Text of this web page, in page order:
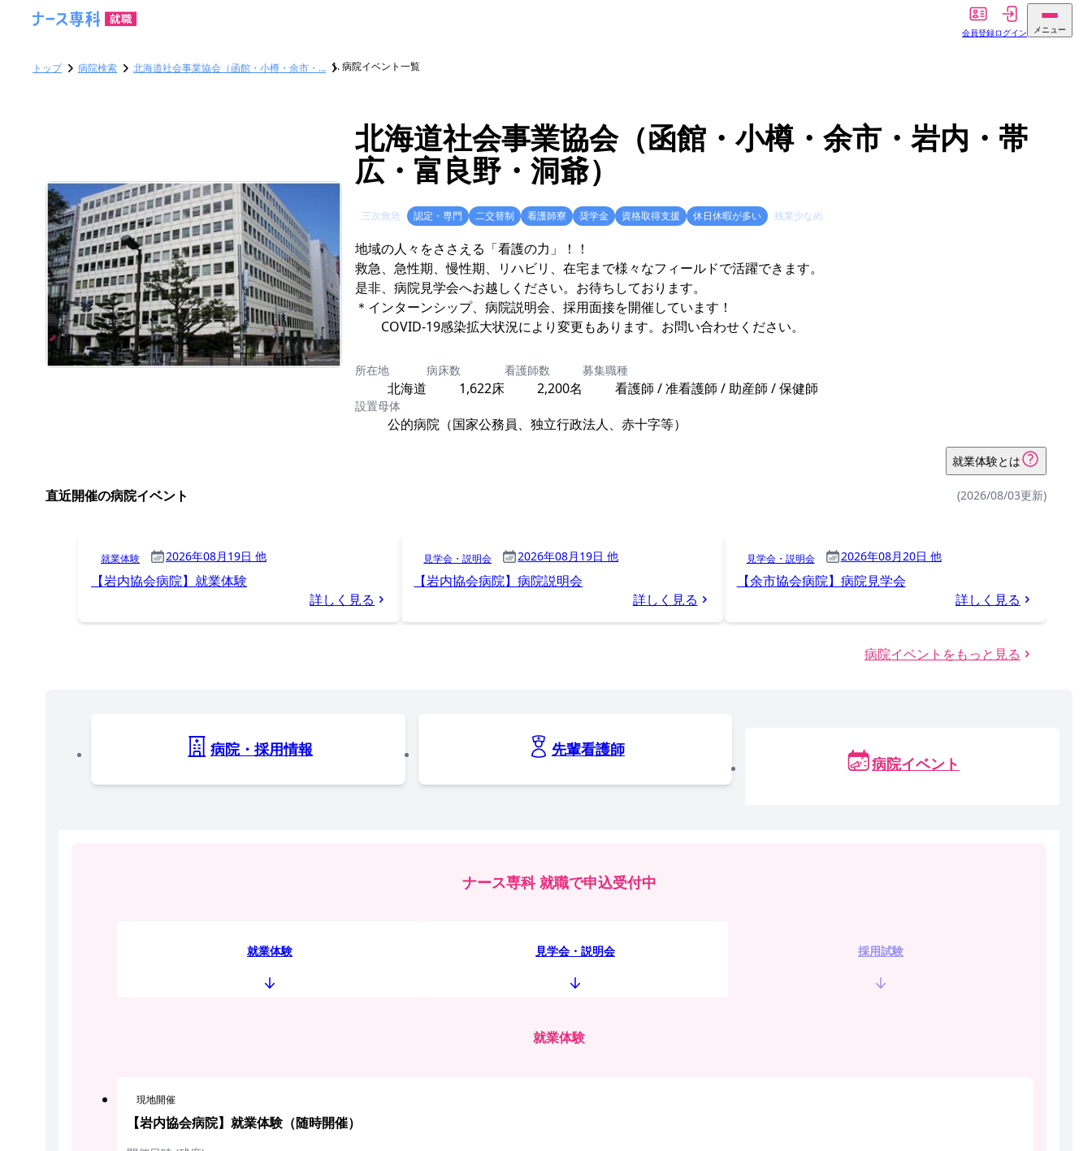
会員登録ログイン メニュー
トップ 病院検索 北海道社会事業協会（函館・小樽・余市・… 病院イベント一覧
北海道社会事業協会（函館・小樽・余市・岩内・帯
広・富良野・洞爺）
三次救急 認定・専門 二交替制 看護師寮 奨学金 資格取得支援 休日休暇が多い 残業少なめ
地域の人々をささえる「看護の力」！！
救急、急性期、慢性期、リハビリ、在宅まで様々なフィールドで活躍できます。
是非、病院見学会へお越しください。お待ちしております。
＊インターンシップ、病院説明会、採用面接を開催しています！
COVID-19感染拡大状況により変更もあります。お問い合わせください。
所在地
北海道
病床数
1,622床
看護師数
2,200名
募集職種
看護師 / 准看護師 / 助産師 / 保健師
設置母体
公的病院（国家公務員、独立行政法人、赤十字等）
就業体験とは
直近開催の病院イベント (2026/08/03更新)
就業体験 2026年08月19日 他
【岩内協会病院】就業体験
詳しく見る
見学会・説明会 2026年08月19日 他
【岩内協会病院】病院説明会
詳しく見る
見学会・説明会 2026年08月20日 他
【余市協会病院】病院見学会
詳しく見る
病院イベントをもっと見る
病院・採用情報 先輩看護師
病院イベント
ナース専科 就職で申込受付中
就業体験 見学会・説明会 採用試験
就業体験
現地開催
【岩内協会病院】就業体験（随時開催）